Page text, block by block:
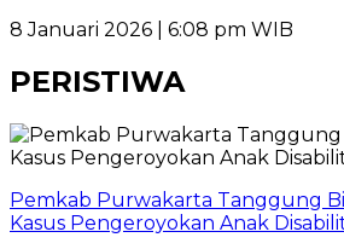
8 Januari 2026 | 6:08 pm WIB
PERISTIWA
Pemkab Purwakarta Tanggung
Kasus Pengeroyokan Anak